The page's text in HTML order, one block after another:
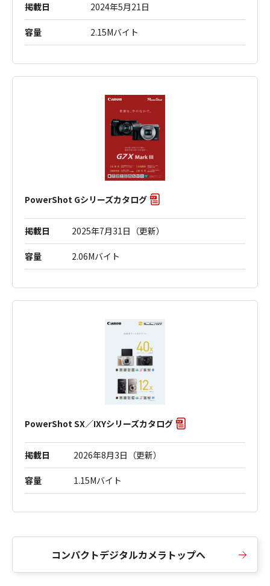
掲載日 2024年5月21日
容量 2.15Mバイト
PowerShot Gシリーズカタログ
掲載日 2025年7月31日（更新）
容量 2.06Mバイト
PowerShot SX／IXYシリーズカタログ
掲載日 2026年8月3日（更新）
容量 1.15Mバイト
コンパクトデジタルカメラトップへ